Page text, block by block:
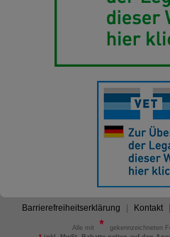
Barrierefreiheitserklärung Kontakt
Alle mit
gekennzeichneten